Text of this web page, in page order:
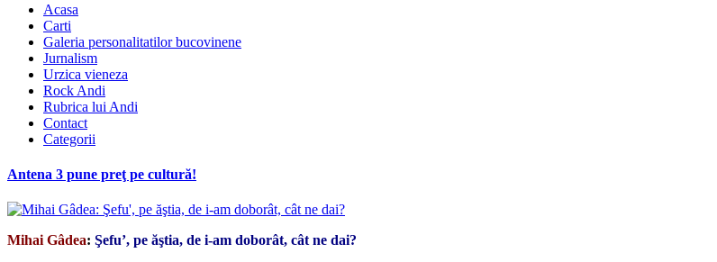
Acasa
Carti
Galeria personalitatilor bucovinene
Jurnalism
Urzica vieneza
Rock Andi
Rubrica lui Andi
Contact
Categorii
Antena 3 pune preţ pe cultură!
Mihai Gâdea: Şefu’, pe ăştia, de i-am doborât, cât ne dai?